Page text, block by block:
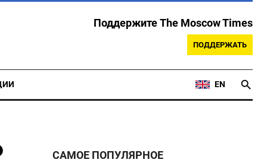
Поддержите The Moscow Times
ПОДДЕРЖАТЬ
EN
САМОЕ ПОПУЛЯРНОЕ